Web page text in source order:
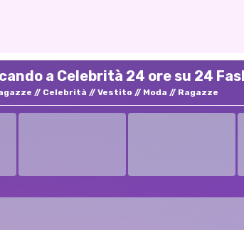
a Celebrità 24 ore su 24
Celebrità Vestito Moda Ragazze